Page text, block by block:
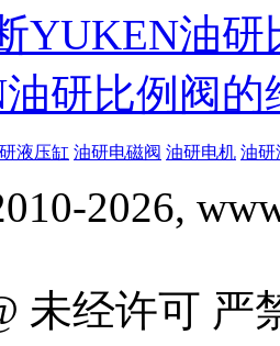
YUKEN油
研比例阀的
液压缸 油研电磁阀 油研电机 油研
2026,
未经许可 严